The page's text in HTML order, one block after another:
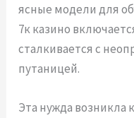
ясные модели для
7к казино
сталкивается с
путаницей.
Эта нужда возникла